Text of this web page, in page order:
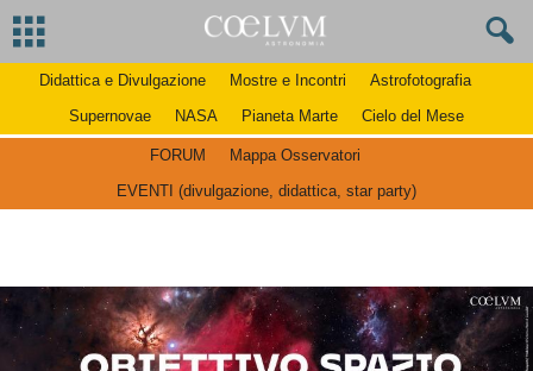
Didattica e Divulgazione Mostre e Incontri
Astrofotografia
Supernovae
NASA Pianeta Marte Cielo del Mese
FORUM
Mappa Osservatori
EVENTI (divulgazione, didattica, star party)